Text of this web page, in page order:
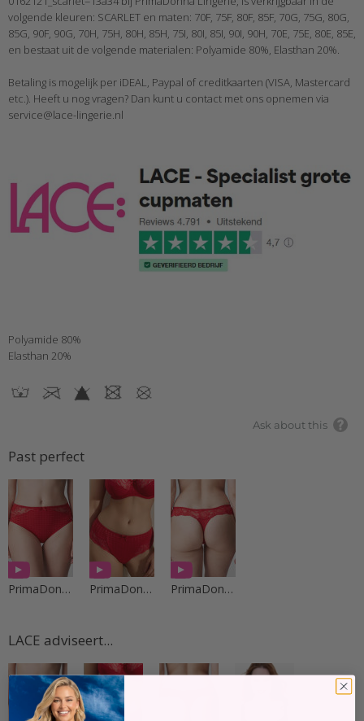
volgende kleuren: SCARLET en maten: 70F, 75F, 80F, 85F, 70G, 75G, 80G,
85G, 90F, 90G, 70H, 75H, 80H, 85H, 75I, 80I, 85I, 90I, 90H, 70E, 75E, 80E, 85E,
en bestaat uit de volgende materialen: Polyamide 80%, Elasthan 20%.
Betaling is mogelijk per iDEAL, Paypal of creditkaarten (VISA, Mastercard
etc.). Heeft u nog vragen? Dan kunt u contact met ons opnemen via
service@lace-lingerie.nl
Polyamide 80%
Elasthan 20%
Ask about this
Past perfect
PrimaDonna Lingerie PrimaDonna Lingerie PrimaDonna Lingerie
LACE adviseert...